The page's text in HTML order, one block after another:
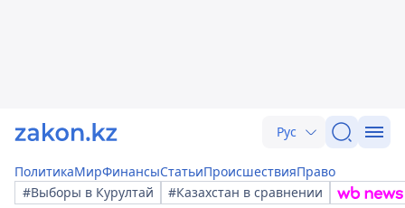
Рус
ПолитикаМирФинансыСтатьиПроисшествияПраво
#Выборы в Курултай
#Казахстан в сравнении